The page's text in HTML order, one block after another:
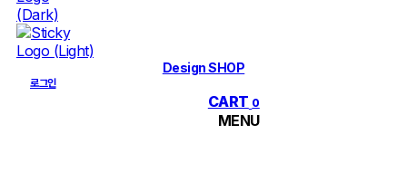
Design SHOP
로그인
CART 0
MENU